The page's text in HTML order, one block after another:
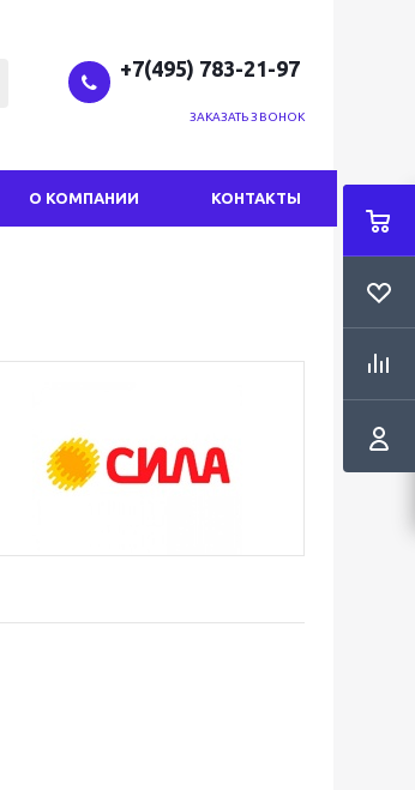
+7(495) 783-21-97
ЗАКАЗАТЬ ЗВОНОК
О КОМПАНИИ КОНТАКТЫ